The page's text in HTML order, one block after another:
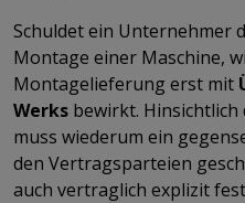
Schuldet ein Unternehmer
Montage einer Maschine,
Montagelieferung erst mit
Werks bewirkt.
muss wiederum ein
den Vertragsparteien
auch vertraglich explizit